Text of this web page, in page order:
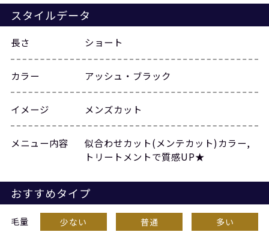
スタイルデータ
長さ ショート
カラー アッシュ・ブラック
イメージ メンズカット
メニュー内容
似合わせカット(メンテカット)カラー,
トリートメントで質感UP★
おすすめタイプ
毛量 少ない 普通 多い